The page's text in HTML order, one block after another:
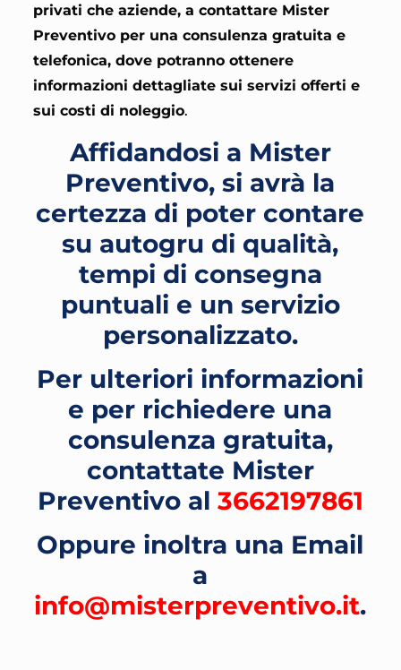
privati che aziende, a contattare Mister
Preventivo per una consulenza gratuita e
telefonica, dove potranno ottenere
informazioni dettagliate sui servizi offerti e
sui costi di noleggio.
Affidandosi a Mister
Preventivo, si avrà la
certezza di poter contare
su autogru di qualità,
tempi di consegna
puntuali e un servizio
personalizzato.
Per ulteriori informazioni
e per richiedere una
consulenza gratuita,
contattate Mister
Preventivo al 3662197861
Oppure inoltra una Email
a
info@misterpreventivo.it.